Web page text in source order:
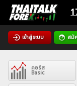
Skip
content
เข้าสู่ระบบ สมั
Home
Newsคอร์ส
Basic